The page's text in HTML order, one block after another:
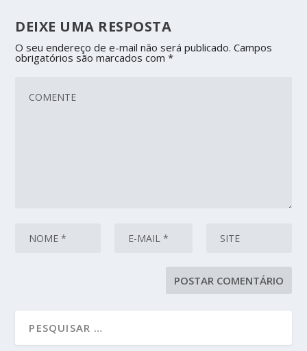
DEIXE UMA RESPOSTA
O seu endereço de e-mail não será publicado. Campos
obrigatórios são marcados com*